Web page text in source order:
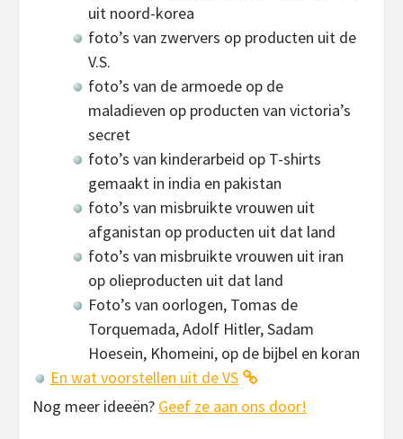
uit noord-korea
foto’s van zwervers op producten uit de
V.S.
foto’s van de armoede op de
maladieven op producten van victoria’s
secret
foto’s van kinderarbeid op T-shirts
gemaakt in india en pakistan
foto’s van misbruikte vrouwen uit
afganistan op producten uit dat land
foto’s van misbruikte vrouwen uit iran
op olieproducten uit dat land
Foto’s van oorlogen, Tomas de
Torquemada, Adolf Hitler, Sadam
Hoesein, Khomeini, op de bijbel en koran
En wat voorstellen uit de VS
Nog meer ideeën? Geef ze aan ons door!